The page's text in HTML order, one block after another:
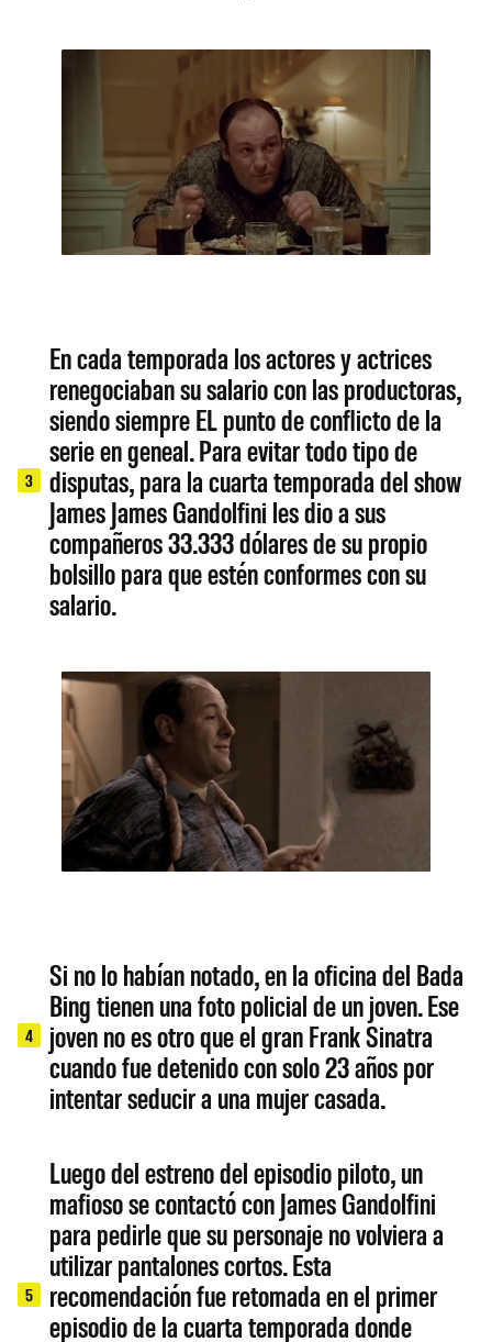
3
En cada temporada los actores y actrices
renegociaban su salario con las productoras,
siendo siempre EL punto de conflicto de la
serie en geneal. Para evitar todo tipo de
disputas, para la cuarta temporada del show
James James Gandolfini les dio a sus
compañeros 33.333 dólares de su propio
bolsillo para que estén conformes con su
salario.
4
Si no lo habían notado, en la oficina del Bada
Bing tienen una foto policial de un joven. Ese
joven no es otro que el gran Frank Sinatra
cuando fue detenido con solo 23 años por
intentar seducir a una mujer casada.
5
Luego del estreno del episodio piloto, un
mafioso se contactó con James Gandolfini
para pedirle que su personaje no volviera a
utilizar pantalones cortos. Esta
recomendación fue retomada en el primer
episodio de la cuarta temporada donde